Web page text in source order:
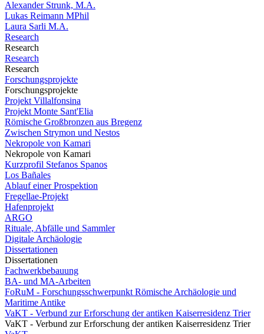
Alexander Strunk, M.A.
Lukas Reimann MPhil
Laura Sarli M.A.
Research
Research
Research
Research
Forschungsprojekte
Forschungsprojekte
Projekt Villalfonsina
Projekt Monte Sant'Elia
Römische Großbronzen aus Bregenz
Zwischen Strymon und Nestos
Nekropole von Kamari
Nekropole von Kamari
Kurzprofil Stefanos Spanos
Los Bañales
Ablauf einer Prospektion
Fregellae-Projekt
Hafenprojekt
ARGO
Rituale, Abfälle und Sammler
Digitale Archäologie
Dissertationen
Dissertationen
Fachwerkbebauung
BA- und MA-Arbeiten
FoRuM - Forschungsschwerpunkt Römische Archäologie und
Maritime Antike
VaKT - Verbund zur Erforschung der antiken Kaiserresidenz Trier
VaKT - Verbund zur Erforschung der antiken Kaiserresidenz Trier